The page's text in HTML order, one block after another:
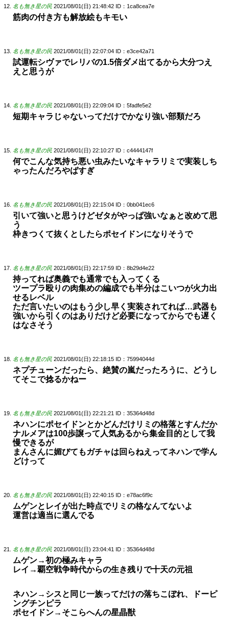
名も無き星の民 2021/08/01(日) 21:48:42 ID：1ca8cea7e
筋肉の付き方も解放絵もキモい
名も無き星の民 2021/08/01(日) 22:07:04 ID：e3ce42a71
試運転シヴァでレリバの1.5倍ダメ出てるから大分つえ
えと思うが
名も無き星の民 2021/08/01(日) 22:09:04 ID：5fadfe5e2
短期キャラじゃないってだけでかなり強い部類だろ
名も無き星の民 2021/08/01(日) 22:10:27 ID：c4444147f
何でこんな気持ち悪い虫みたいなキャラリミで実装しち
ゃったんだろやばすぎ
名も無き星の民 2021/08/01(日) 22:15:04 ID：0bb041ec6
引いて強いと思うけどゼタがやっぱ強いなぁと改めて思
う
枠きつくて抜くとしたらポセイドンになりそうで
名も無き星の民 2021/08/01(日) 22:17:59 ID：8b29d4e22
持ってれば奥義でも通常でも入ってくる
ツープラ殴りの肉集めの編成でも半分はこいつが火力出
せるレベル
ただ言いたいのはもう少し早く実装されてれば…武器も
強いから引くのはありだけど必要になってからでも遅く
はなさそう
名も無き星の民 2021/08/01(日) 22:18:15 ID：75994044d
ネプチューンだったら、絶賛の嵐だったろうに、どうし
てそこで捻るかねー
名も無き星の民 2021/08/01(日) 22:21:21 ID：35364d48d
ネハンにポセイドンとかどんだけリミの格落とすんだか
ナルメアは100歩譲って人気あるから集金目的として我
慢できるが
まんさんに媚びてもガチャは回らねえってネハンで学ん
どけって
名も無き星の民 2021/08/01(日) 22:40:15 ID：e78ac6f9c
ムゲンとレイが出た時点でリミの格なんてないよ
運営は適当に選んでる
名も無き星の民 2021/08/01(日) 23:04:41 ID：35364d48d
ムゲン→初の極みキャラ
レイ→覇空戦争時代からの生き残りで十天の元祖
ネハン→シスと同じ一族ってだけの落ちこぼれ、ドーピ
ングチンピラ
ポセイドン→そこらへんの星晶獣